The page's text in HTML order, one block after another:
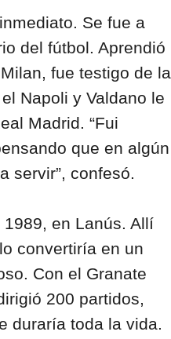
Se fue a
del fútbol. Aprendió
fue testigo de la
Napoli y Valdano le
Madrid. “Fui
que en algún
servir”, confesó.
en Lanús. Allí
convertiría en un
Con el Granate
200 partidos,
duraría toda la vida.